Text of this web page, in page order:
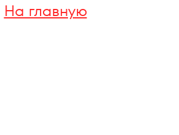
На главную